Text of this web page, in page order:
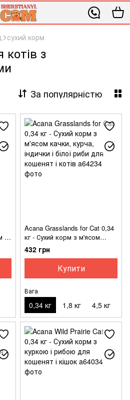
сухий корм
з
За популярністю
з
Acana Grasslands for Cat 0,34
кг - Сухий корм з м'ясом
качки, курча, індички і білої
риби для кошенят і котів
432 грн
Купити
Вага
0,34 кг 1,8 кг 4,5 кг